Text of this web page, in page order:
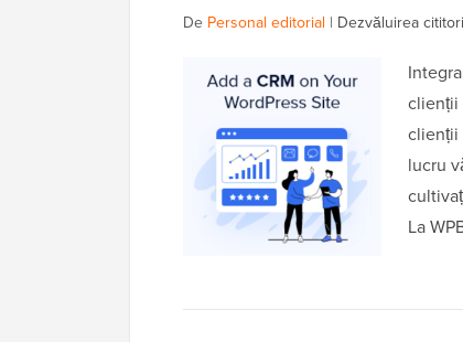
De Personal editorial | Dezvăluirea
clienții
clienții
lucru
La